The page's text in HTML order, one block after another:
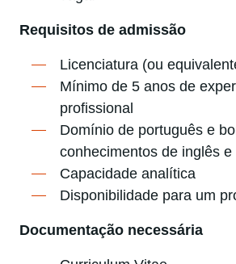
Requisitos de admissão
Licenciatura (ou
Mínimo de 5 anos de
profissional
Domínio de português e
conhecimentos de inglês e
Capacidade analítica
Disponibilidade para um
Documentação necessária